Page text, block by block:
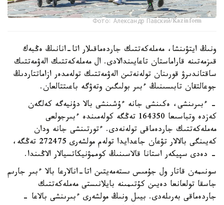
Фото: Александр Павский/Kazinform
ونىڭ ايتۋىنشا، مەملەكەتتىك جاردەماقىلار اتا-انانىڭ ەڭبەك
قىزمەتىنە قاراماستان تاعايىندالادى. ال مەملەكەتتىك الەۋمەتتىك
ساقتاندىرۋ قورىنان تولەنەتىن الەۋمەتتىك تولەمدەر ازاماتتاردىڭ
جوعالتقان تابىسىنىڭ ءبىر بولىگىن وتەۋگە باعىتتالعان.
- ءبىرىنشى، ەكىنشى جانە ءۇشىنشى بالا دۇنيەگە كەلگەن
كەزدە وتباسىعا 164350 تەڭگە كولەمىندە ءبىرجولعى
مەملەكەتتىك جاردەماقى تولەنەدى. ءتورتىنشى جانە ودان
كەيىنگى بالالار تۋعان جاعدايدا تولەم مولشەرى 272475 تەڭگە،
- دەدى سپيكەر استانا قالاسىنىڭ كوممۋنيكاتسيالار الاڭىندا.
سونىمەن قاتار ول جۇمىس ىستەمەيتىن اتا-انالارعا بالا ءبىر جارىم
جاسقا تولعانعا دەيىن كۇتىمىنە بايلانىستى مەملەكەتتىك
جاردەماقى بەرىلەدى. بيىل ونىڭ مولشەرى ءبىرىنشى بالاعا -